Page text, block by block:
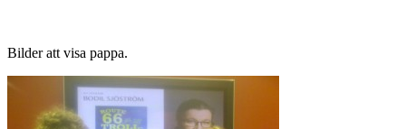
Bilder att visa pappa.